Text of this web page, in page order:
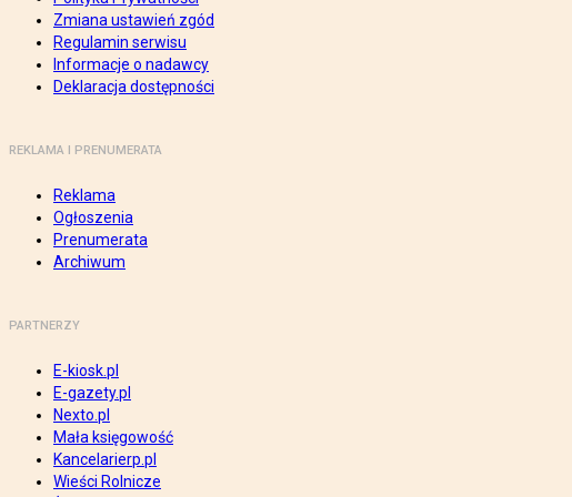
Zmiana ustawień zgód
Regulamin serwisu
Informacje o nadawcy
Deklaracja dostępności
REKLAMA I PRENUMERATA
Reklama
Ogłoszenia
Prenumerata
Archiwum
PARTNERZY
E-kiosk.pl
E-gazety.pl
Nexto.pl
Mała księgowość
Kancelarierp.pl
Wieści Rolnicze